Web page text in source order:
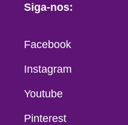
Siga-nos:
Facebook
Instagram
Youtube
Pinterest